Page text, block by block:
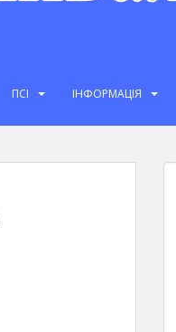
ПСІ ІНФОРМАЦІЯ